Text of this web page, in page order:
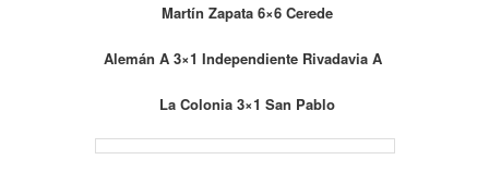
Martín Zapata 6×6 Cerede
Alemán A 3×1 Independiente Rivadavia A
La Colonia 3×1 San Pablo